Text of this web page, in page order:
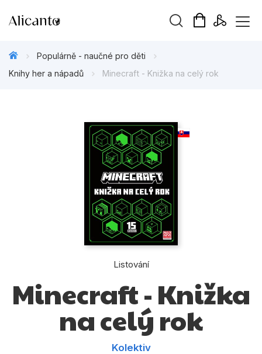
Beletrie pro děti
Beletrie pro dospělé
Dárkové publikace
Dárkové zboží
Populárně - naučné pro děti
Knihy her a nápadů
Minecraft - Knižka na celý rok
Listování
Minecraft - Knižka
na celý rok
Kolektiv